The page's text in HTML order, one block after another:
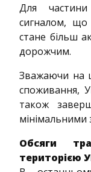
Для
сигналом, що
стане більш
дорожчим.
Зважаючи на
споживання,
також
мінімальними
Обсяги
територією